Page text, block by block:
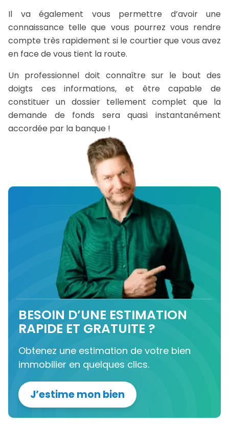
Il va également vous permettre d’avoir une
connaissance telle que vous pourrez vous rendre
compte très rapidement si le courtier que vous avez
en face de vous tient la route.
Un professionnel doit connaître sur le bout des
doigts ces informations, et être capable de
constituer un dossier tellement complet que la
demande de fonds sera quasi instantanément
accordée par la banque !
BESOIN D’UNE ESTIMATION
RAPIDE ET GRATUITE ?
Obtenez une estimation de votre bien
immobilier en quelques clics.
J’estime mon bien